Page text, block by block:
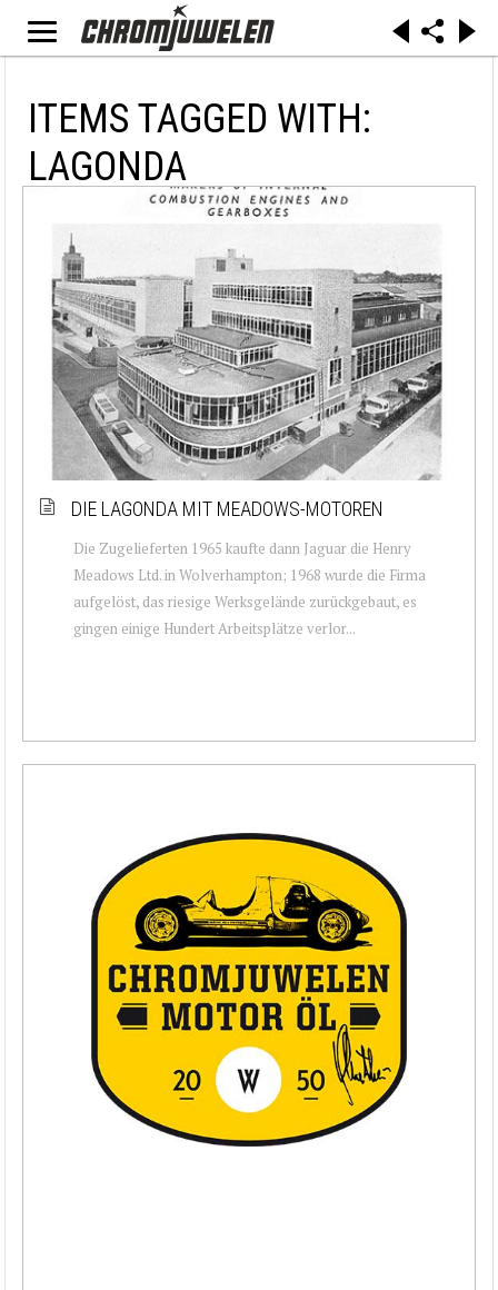
ITEMS TAGGED WITH:
LAGONDA
DIE LAGONDA MIT MEADOWS-MOTOREN
Die Zugelieferten 1965 kaufte dann Jaguar die Henry
Meadows Ltd. in Wolverhampton; 1968 wurde die Firma
aufgelöst, das riesige Werksgelände zurückgebaut, es
gingen einige Hundert Arbeitsplätze verlor...